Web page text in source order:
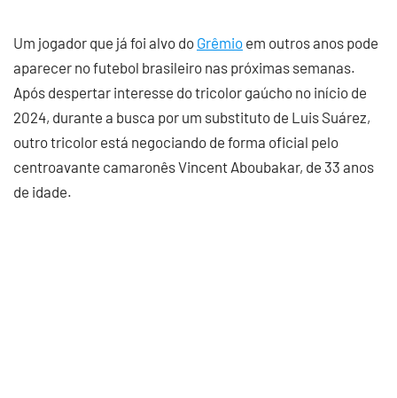
Um jogador que já foi alvo do Grêmio em outros anos pode
aparecer no futebol brasileiro nas próximas semanas.
Após despertar interesse do tricolor gaúcho no início de
2024, durante a busca por um substituto de Luis Suárez,
outro tricolor está negociando de forma oficial pelo
centroavante camaronês Vincent Aboubakar, de 33 anos
de idade.